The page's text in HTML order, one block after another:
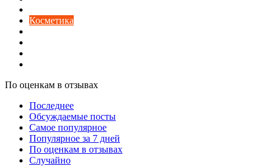
Косметика
По оценкам в отзывах
Последнее
Обсуждаемые посты
Самое популярное
Популярное за 7 дней
По оценкам в отзывах
Случайно